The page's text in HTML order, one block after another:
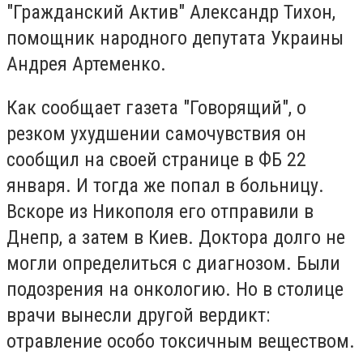
"Гражданский Актив" Александр Тихон,
помощник народного депутата Украины
Андрея Артеменко.
Как сообщает газета "Говорящий", о
резком ухудшении самочувствия он
сообщил на своей странице в ФБ 22
января. И тогда же попал в больницу.
Вскоре из Никополя его отправили в
Днепр, а затем в Киев. Доктора долго не
могли определиться с диагнозом. Были
подозрения на онкологию. Но в столице
врачи вынесли другой вердикт:
отравление особо токсичным веществом.